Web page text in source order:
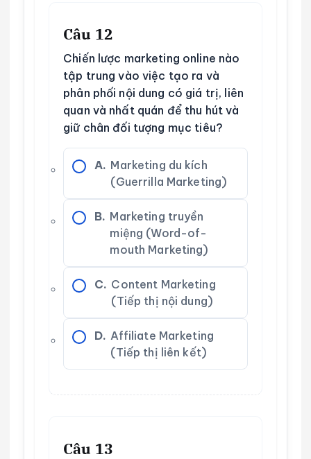
Câu 12
Chiến lược marketing online nào
tập trung vào việc tạo ra và
phân phối nội dung có giá trị, liên
quan và nhất quán để thu hút và
giữ chân đối tượng mục tiêu?
A. Marketing du kích
(Guerrilla Marketing)
B. Marketing truyền
miệng (Word-of-
mouth Marketing)
C. Content Marketing
(Tiếp thị nội dung)
D. Affiliate Marketing
(Tiếp thị liên kết)
Câu 13